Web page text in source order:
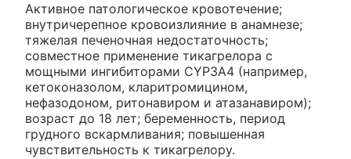
Активное патологическое кровотечение;
внутричерепное кровоизлияние в анамнезе;
тяжелая печеночная недостаточность;
совместное применение тикагрелора с
мощными ингибиторами CYP3A4 (например,
кетоконазолом, кларитромицином,
нефазодоном, ритонавиром и атазанавиром);
возраст до 18 лет; беременность, период
грудного вскармливания; повышенная
чувствительность к тикагрелору.